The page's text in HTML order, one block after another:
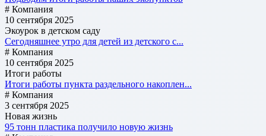
# Компания
10 сентября 2025
Экоурок в детском саду
Сегодняшнее утро для детей из детского с...
# Компания
10 сентября 2025
Итоги работы
Итоги работы пункта раздельного накоплен...
# Компания
3 сентября 2025
Новая жизнь
95 тонн пластика получило новую жизнь